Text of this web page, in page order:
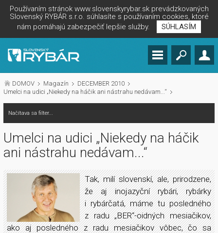
Používaním stránok www.slovenskyrybar.sk prevádzkovaných
Slovenský RYBÁR s.r.o. súhlasíte s používaním cookies, ktoré
nám pomáhajú zabezpečiť lepšie služby.
SÚHLASÍM
DOMOV Magazín
DECEMBER 2010
Umelci na udici „Niekedy na háčik ani nástrahu nedávam...“
Načítava sa filter...
Umelci na udici „Niekedy na háčik
ani nástrahu nedávam...“
Tak, milí slovenskí, ale, prirodzene,
že aj inojazyční rybári, rybárky
i rybárčatá, máme tu posledného
z radu „BER“-oidných mesiačikov,
ako aj posledného z radu mesiačikov vôbec, čo sa